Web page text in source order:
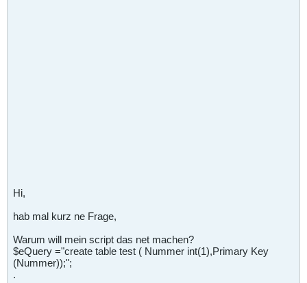
Hi,
hab mal kurz ne Frage,
Warum will mein script das net machen?
$eQuery ="create table test ( Nummer int(1),Primary Key
(Nummer));";
.